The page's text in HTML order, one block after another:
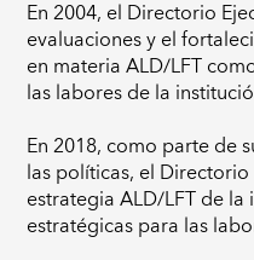
En 2004, el Directorio
evaluaciones y el
en materia ALD/LFT
las labores de la
En 2018, como parte de
las políticas, el
estrategia ALD/LFT de
estratégicaspara las